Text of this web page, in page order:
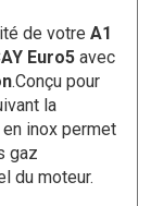
de votre A1
Euro5 avec
.Conçu pour
la
inox permet
gaz
du moteur.